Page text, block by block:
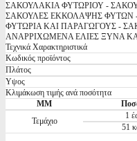
ΣΑΚΟΥΛΑΚΙΑ ΦΥΤΩΡΙΟΥ -
ΣΑΚΟΥΛΕΣ ΕΚΚΟΛΑΨΗΣ ΦΥΤΩΝ
ΦΥΤΩΡΙΑ ΚΑΙ ΠΑΡΑΓΩΓΟΥΣ -
ΑΝΑΡΡΙΧΩΜΕΝΑ ΕΛΙΕΣ ΞΥΝΑ
Τεχνικά Χαρακτηριστικά
Κωδικός προϊόντος
Πλάτος
Υψος
Κλιμάκωση τιμής ανά ποσότητα
ΜΜ
Τεμάχιο
1
51